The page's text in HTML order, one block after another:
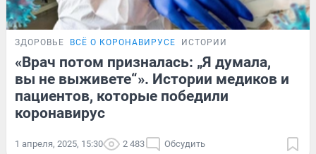
ЗДОРОВЬЕ ВСЁ О КОРОНАВИРУСЕ ИСТОРИИ
«Врач потом призналась: „Я думала,
вы не выживете“». Истории медиков и
пациентов, которые победили
коронавирус
1 апреля, 2025, 15:30 2 483 Обсудить